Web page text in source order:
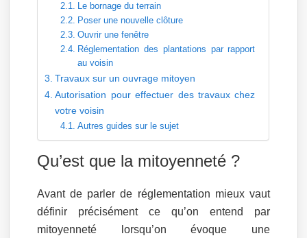
Le bornage du terrain
Poser une nouvelle clôture
Ouvrir une fenêtre
Réglementation des plantations par rapport
au voisin
Travaux sur un ouvrage mitoyen
Autorisation pour effectuer des travaux chez
votre voisin
Autres guides sur le sujet
Qu’est que la mitoyenneté ?
Avant de parler de réglementation mieux vaut
définir précisément ce qu’on entend par
mitoyenneté lorsqu’on évoque une